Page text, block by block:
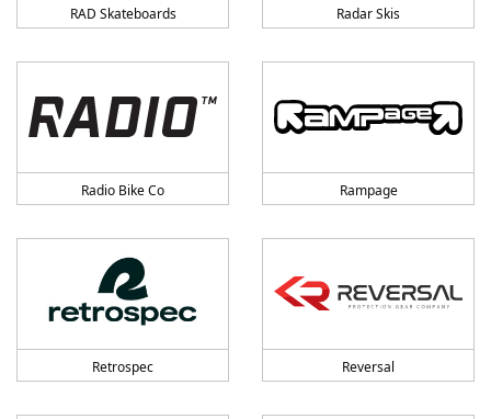
RAD Skateboards Radar Skis
Radio Bike Co Rampage
Retrospec Reversal